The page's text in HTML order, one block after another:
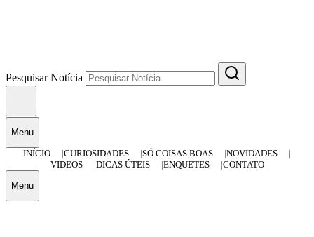
Pesquisar Notícia
Menu
INÍCIO
CURIOSIDADES SÓ COISAS BOAS
NOVIDADES
VIDEOS
DICAS ÚTEIS ENQUETES CONTATO
Menu